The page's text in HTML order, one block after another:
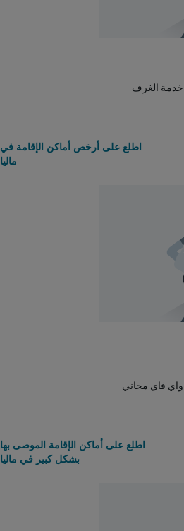
خدمة الغرف
اطلع على أرخص أماكن الإقامة في
ماليا
واي فاي مجاني
اطلع على أماكن الإقامة الموصى بها
بشكل كبير في ماليا